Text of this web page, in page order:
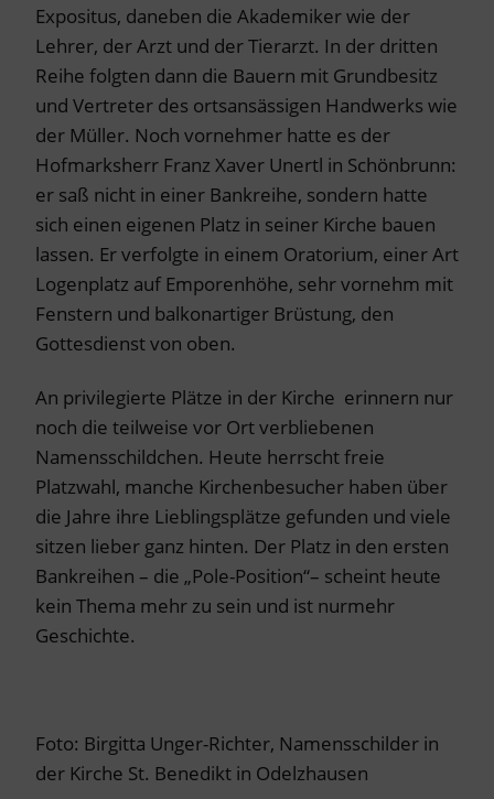
Expositus, daneben die Akademiker wie der
Lehrer, der Arzt und der Tierarzt. In der dritten
Reihe folgten dann die Bauern mit Grundbesitz
und Vertreter des ortsansässigen Handwerks wie
der Müller. Noch vornehmer hatte es der
Hofmarksherr Franz Xaver Unertl in Schönbrunn:
er saß nicht in einer Bankreihe, sondern hatte
sich einen eigenen Platz in seiner Kirche bauen
lassen. Er verfolgte in einem Oratorium, einer Art
Logenplatz auf Emporenhöhe, sehr vornehm mit
Fenstern und balkonartiger Brüstung, den
Gottesdienst von oben.
An privilegierte Plätze in der Kirche erinnern nur
noch die teilweise vor Ort verbliebenen
Namensschildchen. Heute herrscht freie
Platzwahl, manche Kirchenbesucher haben über
die Jahre ihre Lieblingsplätze gefunden und viele
sitzen lieber ganz hinten. Der Platz in den ersten
Bankreihen – die „Pole-Position“– scheint heute
kein Thema mehr zu sein und ist nurmehr
Geschichte.
Foto: Birgitta Unger-Richter, Namensschilder in
der Kirche St. Benedikt in Odelzhausen